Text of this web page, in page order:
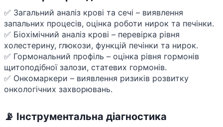
✅ Загальний аналіз крові та сечі – виявлення
запальних процесів, оцінка роботи нирок та печінки.
✅ Біохімічний аналіз крові – перевірка рівня
холестерину, глюкози, функцій печінки та нирок.
✅ Гормональний профіль – оцінка рівня гормонів
щитоподібної залози, статевих гормонів.
✅ Онкомаркери – виявлення ризиків розвитку
онкологічних захворювань.
📡 Інструментальна діагностика